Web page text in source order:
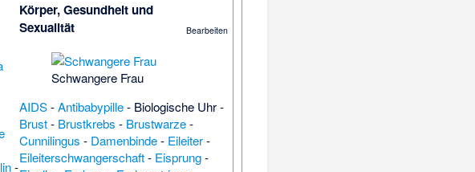
-
Körper, Gesundheit und
Sexualität
Bearbeiten
Schwangere Frau
AIDS-Antibabypille- Biologische Uhr-
Brust- Brustkrebs - Brustwarze-
Cunnilingus - Damenbinde- Eileiter-
Eileiterschwangerschaft- Eisprung-